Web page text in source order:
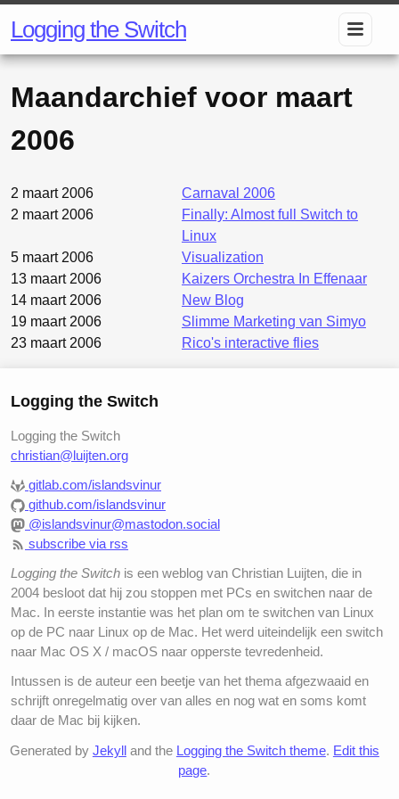
Logging the Switch
Maandarchief voor maart
2006
2 maart 2006
Carnaval 2006
2 maart 2006
Finally: Almost full Switch to
Linux
5 maart 2006
Visualization
13 maart 2006
Kaizers Orchestra In Effenaar
14 maart 2006
New Blog
19 maart 2006
Slimme Marketing van Simyo
23 maart 2006
Rico's interactive flies
Logging the Switch
Logging the Switch
christian@luijten.org
gitlab.com/islandsvinur
github.com/islandsvinur
@islandsvinur@mastodon.social
subscribe via rss
Logging the Switch is een weblog van Christian Luijten, die in
2004 besloot dat hij zou stoppen met PCs en switchen naar de
Mac. In eerste instantie was het plan om te switchen van Linux
op de PC naar Linux op de Mac. Het werd uiteindelijk een switch
naar Mac OS X / macOS naar opperste tevredenheid.
Intussen is de auteur een beetje van het thema afgezwaaid en
schrijft onregelmatig over van alles en nog wat en soms komt
daar de Mac bij kijken.
Generated by Jekylland the Logging the Switch theme. Edit this
page.